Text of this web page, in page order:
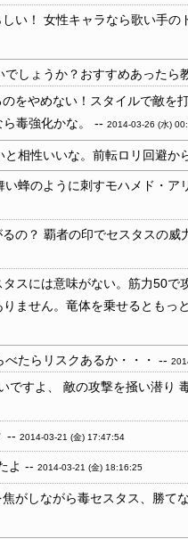
い！ 女性キャラなら歌い手
しょうか？おすすめあったら
をやめない！スタイルで敵を
毒強化かな。 -- 2014-03-26 (水)
相性いいな。前転ロリ回避か
蜂のように刺すモハメド・ア
の？ 覇者の印でセスタスの
スには意味がない。筋力50で
ません。竜体を乗せるともっ
たらリスクあるか・・・ --
ですよ、 敵の攻撃を掻い潜り
-- 2014-03-21 (金) 17:47:54
よ -- 2014-03-21 (金) 18:16:25
がしながら毒セスタス、勝て